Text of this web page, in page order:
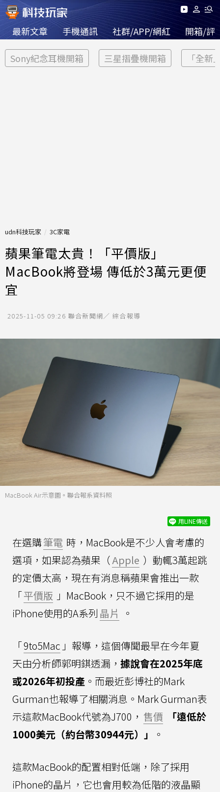
最新文章 手機通訊 社群/APP/網紅 開箱/評
Sony紀念耳機開箱 三星摺疊機開箱 「全新
udn科技玩家 3C家電
蘋果筆電太貴！「平價版」
MacBook將登場 傳低於3萬元更便
宜
2025-11-05 09:26 聯合新聞網／ 綜合報導
MacBook Air示意圖。聯合報系資料照
用LINE傳送
在選購筆電 時，MacBook是不少人會考慮的
選項，如果認為蘋果（Apple ）動輒3萬起跳
的定價太高，現在有消息稱蘋果會推出一款
「平價版 」MacBook，只不過它採用的是
iPhone使用的A系列 晶片 。
「9to5Mac 」報導，這個傳聞最早在今年夏
天由分析師郭明錤透漏， 據說會在2025年底
或2026年初投產 。而最近彭博社的Mark
Gurman也報導了相關消息。Mark Gurman表
示這款MacBook代號為J700， 售價
「遠低於
1000美元（約台幣30944元）」
。
這款MacBook的配置相對低端，除了採用
iPhone的晶片，它也會用較為低階的液晶顯